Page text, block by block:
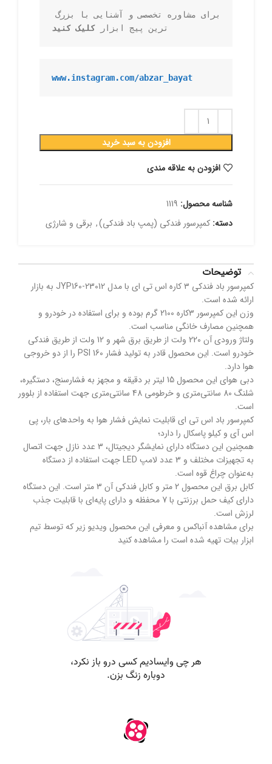
ترین پیج ابزار کلیک کنید
www.instagram.com/abzar_bayat
افزودن به سبد خرید
افزودن به علاقه مندی
شناسه محصول: 1119
دسته: کمپرسور فندکی (پمپ باد فندکی), برقی و شارژی
توضیحات
کمپرسور باد فندکی ۳ کاره اس تی ای با مدل JYP160-23012 به بازار
ارائه شده است.
وزن این کمپرسور ۳کاره 2100 گرم بوده و برای استفاده در خودرو و
همچنین مصارف خانگی مناسب است.
ولتاژ ورودی آن 220 ولت از طریق برق شهر و 12 ولت از طریق فندکی
خودرو است. این محصول قادر به تولید فشار 160 PSI را از دو خروجی
هوا دارد.
دبی هوای این محصول 15 لیتر بر دقیقه و مجهز به فشارسنج، دستگیره،
شلنگ 80 سانتی‌متری و خرطومی 48 سانتی‌متری جهت استفاده از بلوور
است.
کمپرسور باد اس تی ای قابلیت نمایش فشار هوا به واحدهای بار، پی
اس آی و کیلو پاسکال را دارد؛
همچنین این دستگاه دارای نمایشگر دیجیتال، 3 عدد نازل جهت اتصال
به تجهیزات مختلف و 3 عدد لامپ LED جهت استفاده از دستگاه
به‌عنوان چراغ قوه است.
کابل برق این محصول 2 متر و کابل فندکی آن 3 متر است. این دستگاه
دارای کیف حمل برزنتی با 7 محفظه و دارای پایه‌ای با قابلیت جذب
لرزش است.
برای مشاهده آنباکس و معرفی این محصول ویدیو زیر که توسط تیم
ابزار بیات تهیه شده است را مشاهده کنید